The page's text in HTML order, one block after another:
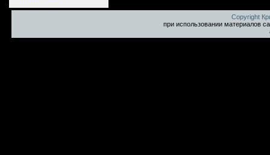
Copyright
при использовании материалов